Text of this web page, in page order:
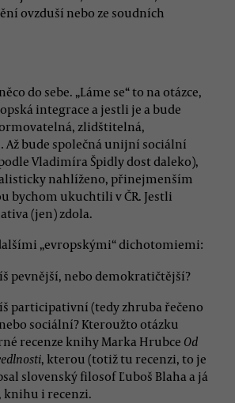
ovzduší nebo ze soudních
do sebe. „Láme se“ to na otázce,
integrace a jestli je a bude
zlidštitelná,
bude společná unijní sociální
Vladimíra Špidly dost daleko),
nahlíženo, přinejmenším
bychom ukuchtili v ČR. Jestli
(jen) zdola.
„evropskými“ dichotomiemi:
pevnější, nebo demokratičtější?
participativní (tedy zhruba řečeno
sociální? Kteroužto otázku
recenze knihy Marka Hrubce Od
, kterou (totiž tu recenzi, to je
slovenský filosof Ľuboš Blaha a já
i recenzi.